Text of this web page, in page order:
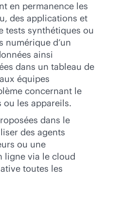
en permanence les
des applications et
tests synthétiques ou
numérique d’un
ainsi
dans un tableau de
équipes
concernant le
ou les appareils.
dans le
des agents
ou une
ligne via le cloud
toutes les